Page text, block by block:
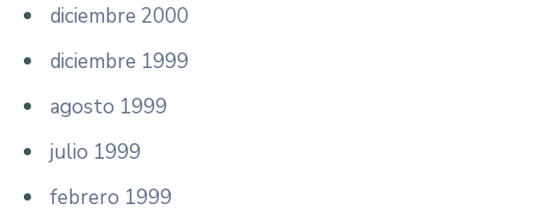
diciembre 2000
diciembre 1999
agosto 1999
julio 1999
febrero 1999